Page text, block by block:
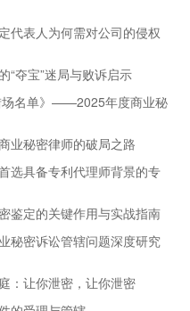
代表人为何需对公司的侵权
“夺宝”迷局与败诉启示
场名单》——2025年度商业秘
业秘密律师的破局之路
选具备专利代理师背景的专
鉴定的关键作用与实战指南
秘密诉讼管辖问题深度研究
：让你泄密，让你泄密